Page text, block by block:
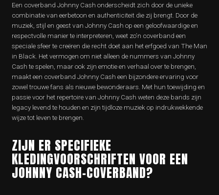
Een coverband Johnny Cash onderscheidt zich door de unieke
combinatie van eerbetoon en authenticiteit die zij brengt. Door de
muziek, stijl en geest van Johnny Cash op een geloofwaardige en
respectvolle manier te interpreteren, weet zo’n coverband een
speciale sfeer te creëren die recht doet aan het erfgoed van The Man
in Black. Het vermogen om niet alleen de nummers van Johnny
Cash te spelen, maar ook zijn emotie en verhaal over te brengen,
maakt een coverband Johnny Cash een bijzondere ervaring voor
zowel trouwe fans als nieuwe bewonderaars. Met hun toewijding en
passie voor het repertoire van Johnny Cash weten deze bands zijn
legacy levend te houden en zijn tijdloze muziek op indrukwekkende
wijze tot leven te brengen.
ZIJN ER SPECIFIEKE
KLEDINGVOORSCHRIFTEN VOOR EEN
JOHNNY CASH-COVERBAND?